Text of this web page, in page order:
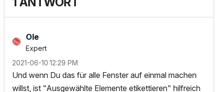
Ole
Expert
‎2021-06-10 12:29 PM
Und wenn Du das für alle Fenster auf einmal machen
willst, ist "Ausgewählte Elemente etikettieren" hilfreich